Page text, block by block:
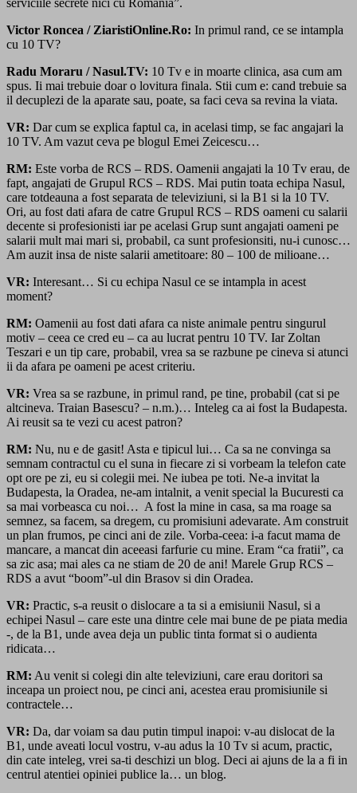
Victor Roncea / ZiaristiOnline.Ro: In primul rand, ce se intampla
cu 10 TV?
Radu Moraru / Nasul.TV: 10 Tv e in moarte clinica, asa cum am
spus. Ii mai trebuie doar o lovitura finala. Stii cum e: cand trebuie sa
il decuplezi de la aparate sau, poate, sa faci ceva sa revina la viata.
VR: Dar cum se explica faptul ca, in acelasi timp, se fac angajari la
10 TV. Am vazut ceva pe blogul Emei Zeicescu…
RM: Este vorba de RCS – RDS. Oamenii angajati la 10 Tv erau, de
fapt, angajati de Grupul RCS – RDS. Mai putin toata echipa Nasul,
care totdeauna a fost separata de televiziuni, si la B1 si la 10 TV.
Ori, au fost dati afara de catre Grupul RCS – RDS oameni cu salarii
decente si profesionisti iar pe acelasi Grup sunt angajati oameni pe
salarii mult mai mari si, probabil, ca sunt profesionsiti, nu-i cunosc…
Am auzit insa de niste salarii ametitoare: 80 – 100 de milioane…
VR: Interesant… Si cu echipa Nasul ce se intampla in acest
moment?
RM: Oamenii au fost dati afara ca niste animale pentru singurul
motiv – ceea ce cred eu – ca au lucrat pentru 10 TV. Iar Zoltan
Teszari e un tip care, probabil, vrea sa se razbune pe cineva si atunci
ii da afara pe oameni pe acest criteriu.
VR: Vrea sa se razbune, in primul rand, pe tine, probabil (cat si pe
altcineva. Traian Basescu? – n.m.)… Inteleg ca ai fost la Budapesta.
Ai reusit sa te vezi cu acest patron?
RM: Nu, nu e de gasit! Asta e tipicul lui… Ca sa ne convinga sa
semnam contractul cu el suna in fiecare zi si vorbeam la telefon cate
opt ore pe zi, eu si colegii mei. Ne iubea pe toti. Ne-a invitat la
Budapesta, la Oradea, ne-am intalnit, a venit special la Bucuresti ca
sa mai vorbeasca cu noi… A fost la mine in casa, sa ma roage sa
semnez, sa facem, sa dregem, cu promisiuni adevarate. Am construit
un plan frumos, pe cinci ani de zile. Vorba-ceea: i-a facut mama de
mancare, a mancat din aceeasi farfurie cu mine. Eram “ca fratii”, ca
sa zic asa; mai ales ca ne stiam de 20 de ani! Marele Grup RCS –
RDS a avut “boom”-ul din Brasov si din Oradea.
VR: Practic, s-a reusit o dislocare a ta si a emisiunii Nasul, si a
echipei Nasul – care este una dintre cele mai bune de pe piata media
-, de la B1, unde avea deja un public tinta format si o audienta
ridicata…
RM: Au venit si colegi din alte televiziuni, care erau doritori sa
inceapa un proiect nou, pe cinci ani, acestea erau promisiunile si
contractele…
VR: Da, dar voiam sa dau putin timpul inapoi: v-au dislocat de la
B1, unde aveati locul vostru, v-au adus la 10 Tv si acum, practic,
din cate inteleg, vrei sa-ti deschizi un blog. Deci ai ajuns de la a fi in
centrul atentiei opiniei publice la… un blog.